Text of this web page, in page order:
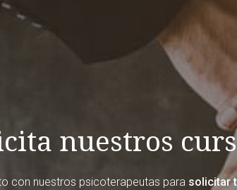
nuestros
con nuestros psicoterapeutas para solicitar